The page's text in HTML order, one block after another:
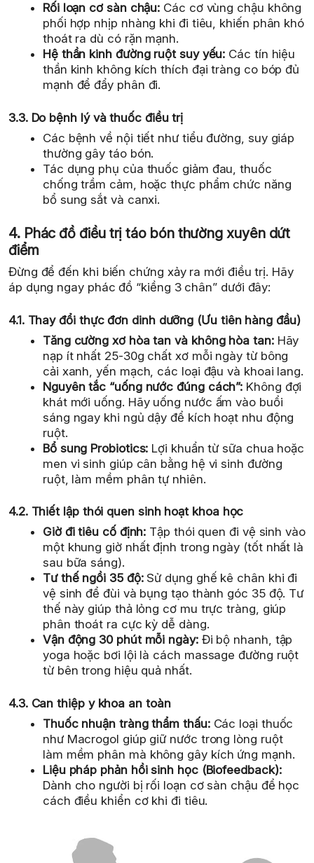
Rối loạn cơ sàn chậu: Các cơ vùng chậu không
phối hợp nhịp nhàng khi đi tiêu, khiến phân khó
thoát ra dù có rặn mạnh.
Hệ thần kinh đường ruột suy yếu: Các tín hiệu
thần kinh không kích thích đại tràng co bóp đủ
mạnh để đẩy phân đi.
3.3. Do bệnh lý và thuốc điều trị
Các bệnh về nội tiết như tiểu đường, suy giáp
thường gây táo bón.
Tác dụng phụ của thuốc giảm đau, thuốc
chống trầm cảm, hoặc thực phẩm chức năng
bổ sung sắt và canxi.
4. Phác đồ điều trị táo bón thường xuyên dứt
điểm
Đừng để đến khi biến chứng xảy ra mới điều trị. Hãy
áp dụng ngay phác đồ “kiềng 3 chân” dưới đây:
4.1. Thay đổi thực đơn dinh dưỡng (Ưu tiên hàng đầu)
Tăng cường xơ hòa tan và không hòa tan:Hãy
nạp ít nhất 25-30g chất xơ mỗi ngày từ bông
cải xanh, yến mạch, các loại đậu và khoai lang.
Nguyên tắc “uống nước đúng cách”: Không đợi
khát mới uống. Hãy uống nước ấm vào buổi
sáng ngay khi ngủ dậy để kích hoạt nhu động
ruột.
Bổ sung Probiotics: Lợi khuẩn từ sữa chua hoặc
men vi sinh giúp cân bằng hệ vi sinh đường
ruột, làm mềm phân tự nhiên.
4.2. Thiết lập thói quen sinh hoạt khoa học
Giờ đi tiêu cố định: Tập thói quen đi vệ sinh vào
một khung giờ nhất định trong ngày (tốt nhất là
sau bữa sáng).
Tư thế ngồi 35 độ:Sử dụng ghế kê chân khi đi
vệ sinh để đùi và bụng tạo thành góc 35 độ. Tư
thế này giúp thả lỏng cơ mu trực tràng, giúp
phân thoát ra cực kỳ dễ dàng.
Vận động 30 phút mỗi ngày:Đi bộ nhanh, tập
yoga hoặc bơi lội là cách massage đường ruột
từ bên trong hiệu quả nhất.
4.3. Can thiệp y khoa an toàn
Thuốc nhuận tràng thẩm thấu:Các loại thuốc
như Macrogol giúp giữ nước trong lòng ruột
làm mềm phân mà không gây kích ứng mạnh.
Liệu pháp phản hồi sinh học (Biofeedback):
Dành cho người bị rối loạn cơ sàn chậu để học
cách điều khiển cơ khi đi tiêu.